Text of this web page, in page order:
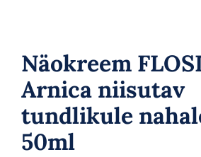
Näokreem
Arnica niisutav
tundlikule
50ml